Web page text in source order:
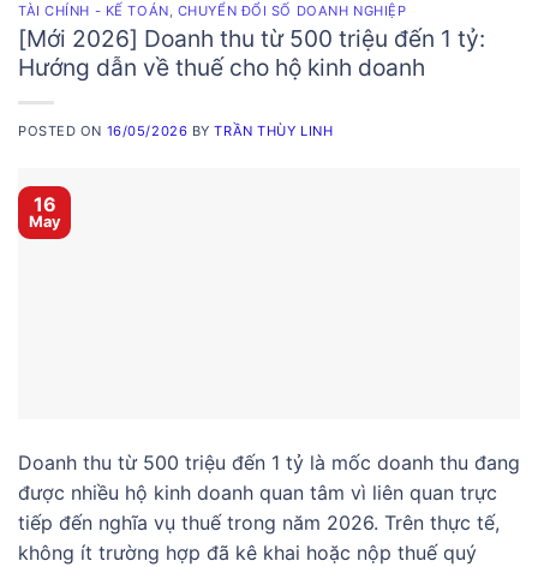
TÀI CHÍNH - KẾ TOÁN CHUYỂN ĐỔI SỐ DOANH NGHIỆP
[Mới 2026] Doanh thu từ 500 triệu đến 1 tỷ:
Hướng dẫn về thuế cho hộ kinh doanh
POSTED ON 16/05/2026 BYTRẦN THÙY LINH
16
May
Doanh thu từ 500 triệu đến 1 tỷ là mốc doanh thu đang
được nhiều hộ kinh doanh quan tâm vì liên quan trực
tiếp đến nghĩa vụ thuế trong năm 2026. Trên thực tế,
không ít trường hợp đã kê khai hoặc nộp thuế quý